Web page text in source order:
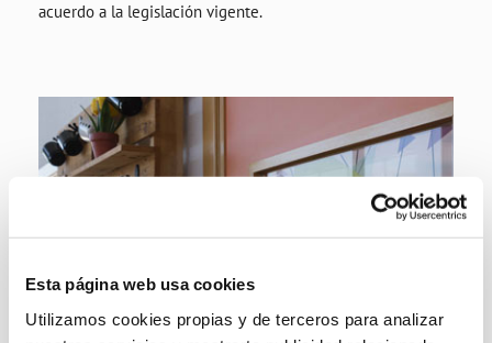
Esta página web usa cookies
Utilizamos cookies propias y de terceros para analizar
acuerdo a la legislación vigente.